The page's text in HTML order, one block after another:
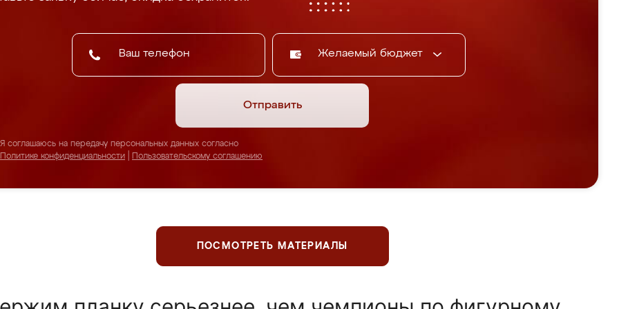
Желаемый бюджет
Отправить
Я соглашаюсь на передачу персональных данных согласно
Политике конфиденциальности
Пользовательскому соглашению
ПОСМОТРЕТЬ МАТЕРИАЛЫ